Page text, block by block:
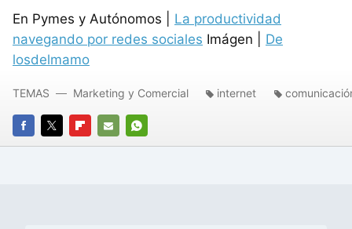
En Pymes y Autónomos | La productividad
navegando por redes sociales Imágen | De
losdelmamo
FACEBOOK
TWITTERFLIPBOARD
E-
WHATSAPP
TEMAS Marketing y Comercial internet